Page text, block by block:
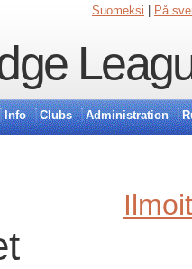
Suomeksi På
Info Clubs Administration